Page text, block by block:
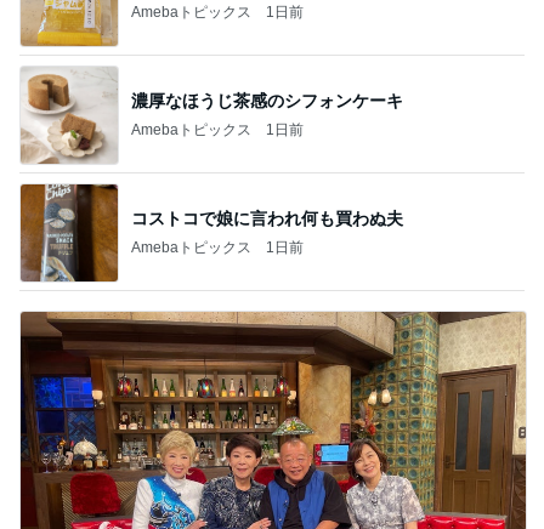
Amebaトピックス 1日前
濃厚なほうじ茶感のシフォンケーキ
Amebaトピックス 1日前
コストコで娘に言われ何も買わぬ夫
Amebaトピックス 1日前